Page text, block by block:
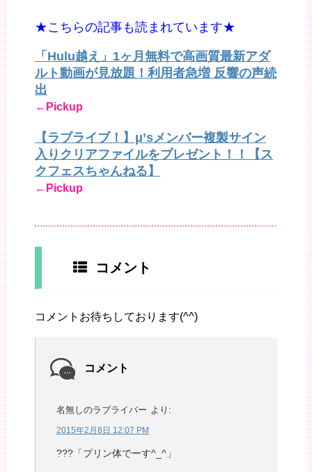
★こちらの記事も読まれています★
「Hulu越え」1ヶ月無料で高画質最新アダ
ルト動画が見放題！利用者急増 反響の声続
出
←Pickup
【ラブライブ！】μ’sメンバー複製サイン
入りクリアファイルをプレゼント！！【ス
クフェスちゃんねる】
←Pickup
コメント
コメントお待ちしております(^^)
コメント
名無しのラブライバー より:
2015年2月8日 12:07 PM
???「プリン体でーす^_^」